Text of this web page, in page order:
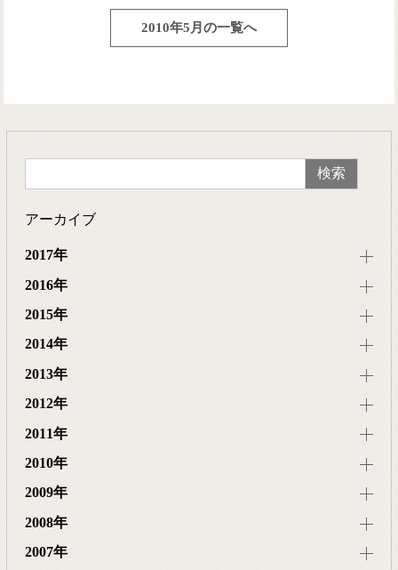
2010年5月の一覧へ
アーカイブ
2017年
2016年
2015年
2014年
2013年
2012年
2011年
2010年
2009年
2008年
2007年